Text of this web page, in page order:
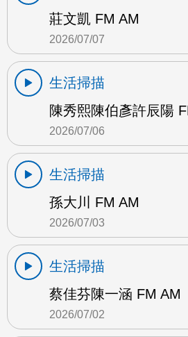
莊文凱 FM AM
2026/07/07
生活掃描
陳秀熙陳伯彥許辰陽
2026/07/06
生活掃描
孫大川 FM AM
2026/07/03
生活掃描
蔡佳芬陳一涵 FM AM
2026/07/02